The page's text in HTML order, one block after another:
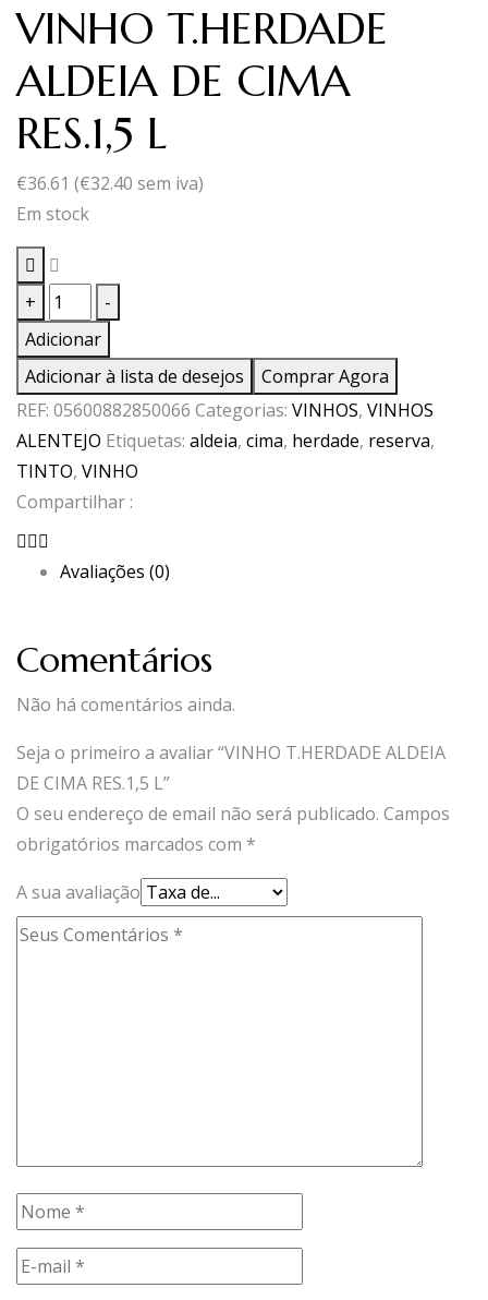
VINHO T.HERDADE
ALDEIA DE CIMA
RES.1,5 L
€36.61 (€32.40 sem iva)
Em stock
+
Quantidade
de
VINHO
T.HERDADE
ALDEIA
DE
CIMA
RES.1,5
-
Adicionar
Adicionar à lista de desejos
Comprar Agora
REF: 05600882850066 Categorias: VINHOS, VINHOS
ALENTEJO Etiquetas: aldeia, cima, herdade, reserva,
TINTO, VINHO
Compartilhar :
Avaliações (0)
Comentários
Não há comentários ainda.
Seja o primeiro a avaliar “VINHO T.HERDADE ALDEIA
DE CIMA RES.1,5 L”
O seu endereço de email não será publicado. Campos
obrigatórios marcados com *
A sua avaliação